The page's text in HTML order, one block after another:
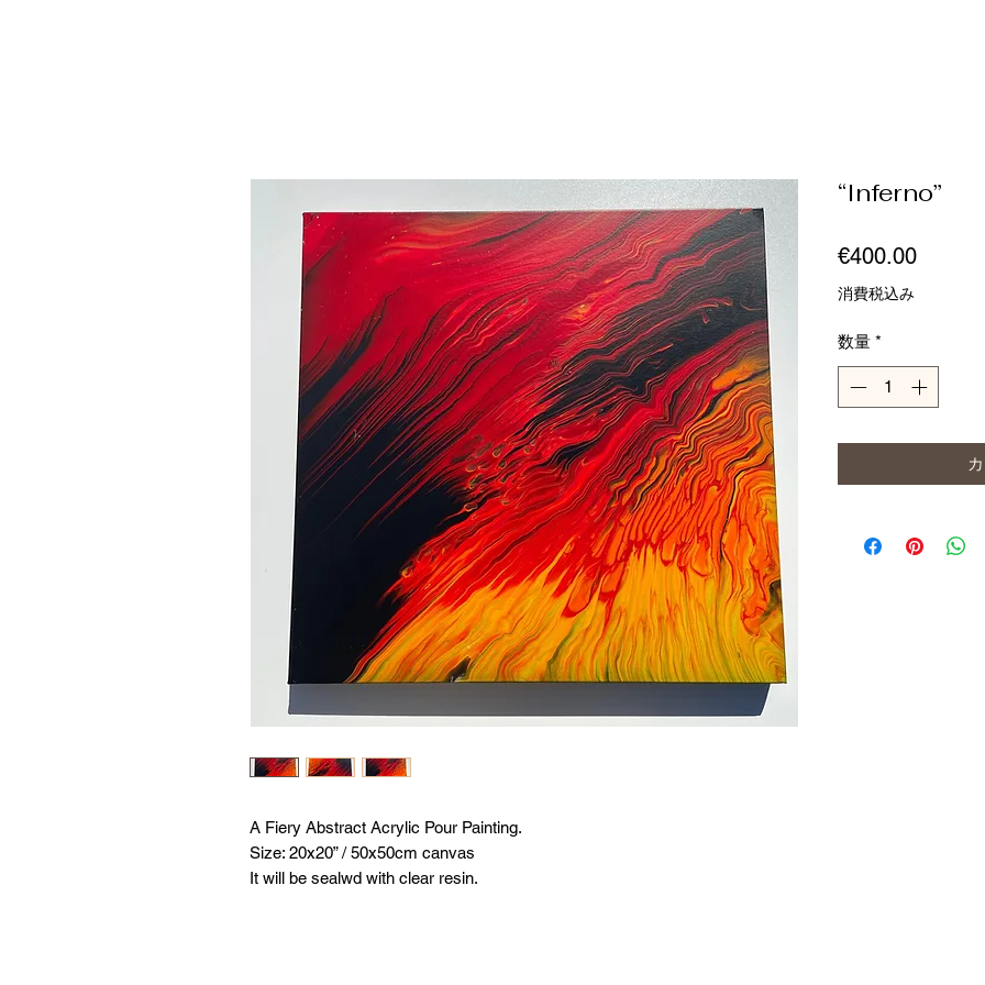
A Fiery Abstract Acrylic Pour Painting.
Size: 20x20” / 50x50cm canvas
It will be sealwd with clear resin.
“Inferno”
€400.00価
消費税込み
数量 *